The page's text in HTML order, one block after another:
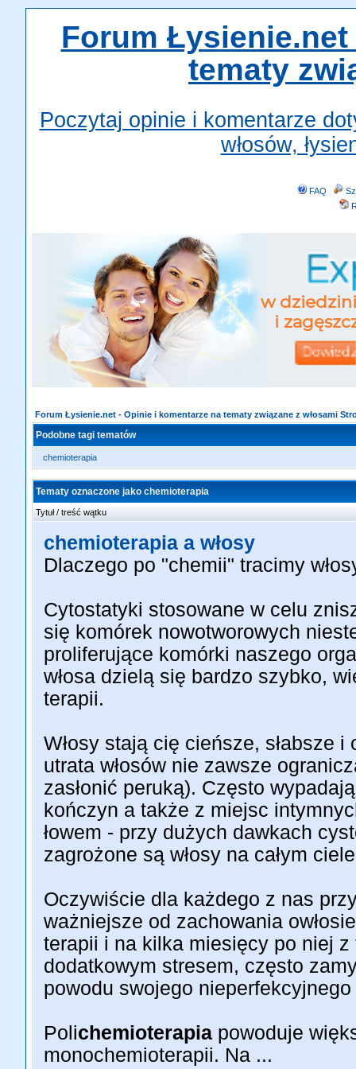
Forum
tematy
Poczytaj opinie i komentarze
włosów,
FAQ
Forum Łysienie.net - Opinie i komentarze na tematy związane z włosami
Podobne tagi tematów
chemioterapia
Tematy oznaczone jako chemioterapia
Tytuł / treść wątku
chemioterapia a włosy
Dlaczego po "chemii" tracimy
Cytostatyki stosowane w celu
się komórek nowotworowych
proliferujące komórki naszego
włosa dzielą się bardzo szybko,
terapii.
Włosy stają cię cieńsze, słabsze
utrata włosów nie zawsze
zasłonić peruką). Często
kończyn a także z miejsc
łowem - przy dużych dawkach
zagrożone są włosy na całym
Oczywiście dla każdego z nas
ważniejsze od zachowania
terapii i na kilka miesięcy po niej
dodatkowym stresem, często
powodu swojego
Polichemioterapia powoduje
monochemioterapii. Na ...